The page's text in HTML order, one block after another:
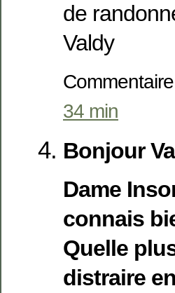
de
Valdy
34 min
Bonjour
Dame
connais
Quelle
distraire